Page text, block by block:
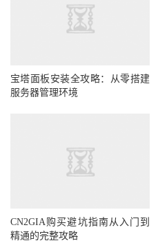
宝塔面板安装全攻略：从零搭建
服务器管理环境
CN2GIA购买避坑指南从入门到
精通的完整攻略